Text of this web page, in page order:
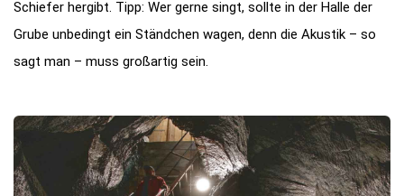
Schiefer hergibt. Tipp: Wer gerne singt, sollte in der Halle der
Grube unbedingt ein Ständchen wagen, denn die Akustik – so
sagt man – muss großartig sein.